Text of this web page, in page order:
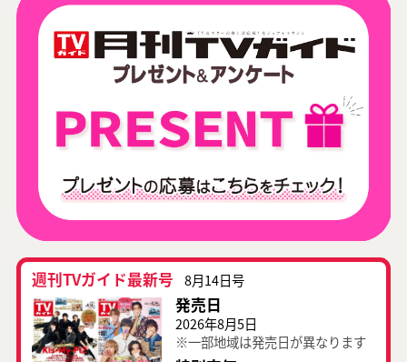
週刊TVガイド最新号 8月14日号
発売日
2026年8月5日
※一部地域は発売日が異なります